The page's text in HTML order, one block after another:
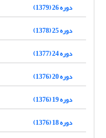
دوره 26 (1379)
دوره 25 (1378)
دوره 24 (1377)
دوره 20 (1376)
دوره 19 (1376)
دوره 18 (1376)